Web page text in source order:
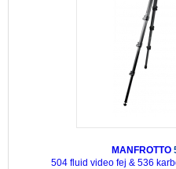
MANFROTTO
504 fluid video fej & 536